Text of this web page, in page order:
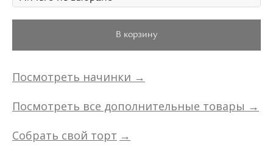
В корзину
Посмотреть начинки →
Посмотреть все дополнительные товары →
Собрать свой торт →